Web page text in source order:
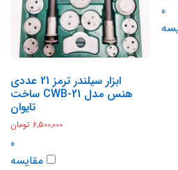
0
ابزار سیلندر ترمز 21 عددی
هنس مدل CWB-21 ساخت
تایوان
6,500,000 تومان
0
مقایسه